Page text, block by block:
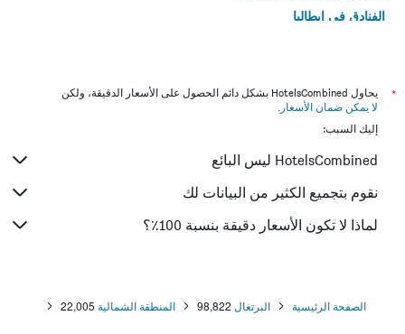
الفنادق في إيطاليا
*
يحاول HotelsCombined بشكل دائم الحصول على الأسعار الدقيقة، ولكن
لا يمكن ضمان الأسعار .
إليك السبب:
HotelsCombined ليس البائع
نقوم بتجميع الكثير من البيانات لك
لماذا لا تكون الأسعار دقيقة بنسبة 100٪؟
الصفحة الرئيسية البرتغال 98,822 المنطقة الشمالية 22,005